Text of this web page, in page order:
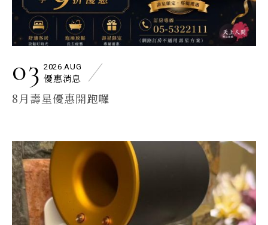
03 2026.AUG
優惠消息
8月壽星優惠開跑囉